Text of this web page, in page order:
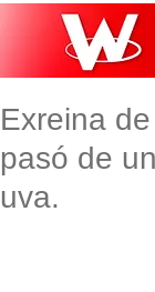
Exreina
pasó de
uva.